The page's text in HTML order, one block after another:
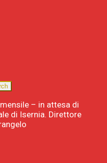
– in attesa di
di Isernia. Direttore